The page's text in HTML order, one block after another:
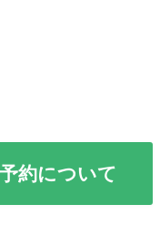
約について